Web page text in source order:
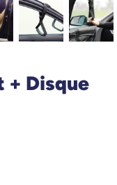
+ Disque